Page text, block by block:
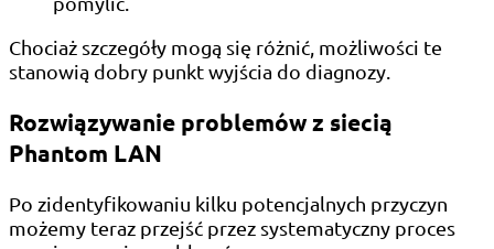
Chociaż szczegóły mogą się różnić, możliwości te
stanowią dobry punkt wyjścia do diagnozy.
Rozwiązywanie problemów z siecią
Phantom LAN
Po zidentyfikowaniu kilku potencjalnych przyczyn
możemy teraz przejść przez systematyczny proces